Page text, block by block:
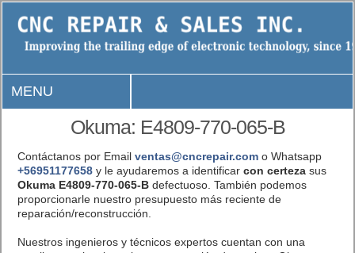
MENU
Okuma: E4809-770-065-B
Contáctanos por Email ventas@cncrepair.como Whatsapp
+56951177658y le ayudaremos a identificar con certezasus
Okuma E4809-770-065-Bdefectuoso. También podemos
proporcionarle nuestro presupuesto más reciente de
reparación/reconstrucción.
Nuestros ingenieros y técnicos expertos cuentan con una